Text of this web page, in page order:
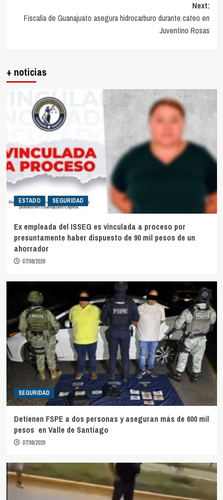
Next:
Fiscalía de Guanajuato asegura hidrocarburo durante cateo en
Juventino Rosas
+ noticias
ESTADO SEGURIDAD
Ex empleada del ISSEG es vinculada a proceso por
presuntamente haber dispuesto de 90 mil pesos de un
ahorrador
07/08/2026
SEGURIDAD
Detienen FSPE a dos personas y aseguran más de 600 mil
pesos en Valle de Santiago
07/08/2026